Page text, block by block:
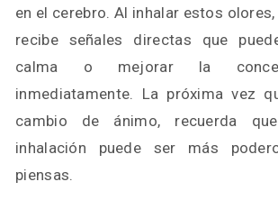
en el cerebro. Al inhalar estos
recibe señales directas que
calma o mejorar la
inmediatamente. La próxima vez
cambio de ánimo, recuerda
inhalación puede ser más
piensas.